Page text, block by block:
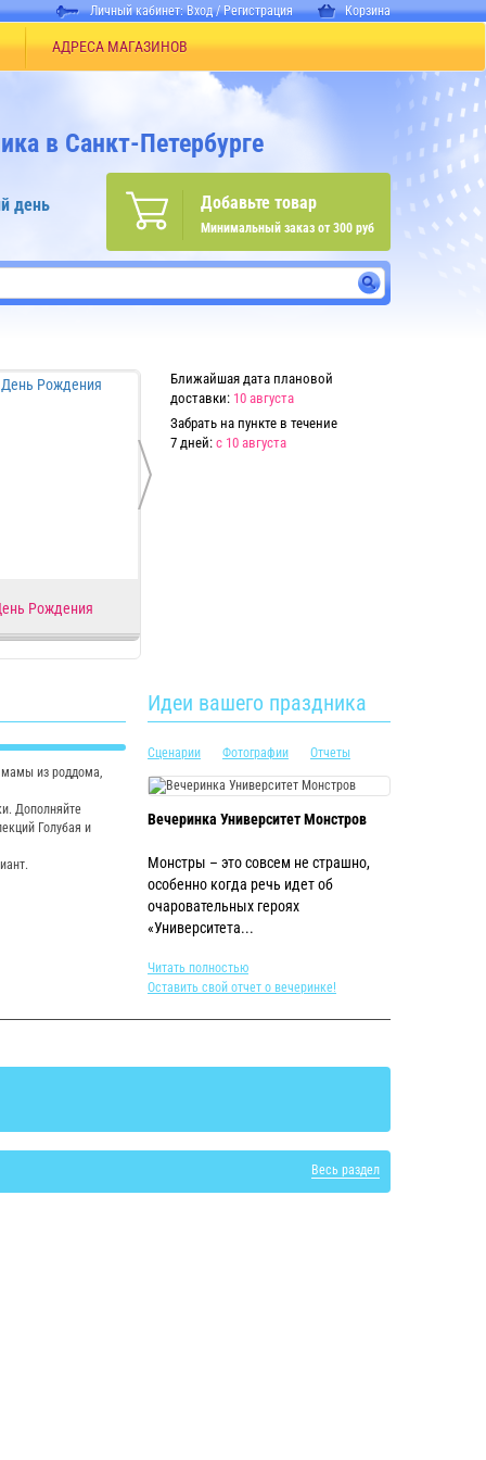
Личный кабинет:Вход/Регистрация Корзина
АДРЕСА МАГАЗИНОВ
в Санкт-Петербурге
Добавьте товар
Минимальный заказ от 300 руб
день
Рождения
Ближайшая дата плановой
доставки: 10 августа
Забрать на пункте в течение
7 дней: с 10 августа
Идеи вашего праздника
Сценарии Фотографии Отчеты
Вечеринка Университет Монстров
Монстры – это совсем не страшно,
особенно когда речь идет об
очаровательных героях
«Университета...
Читать полностью
Оставить свой отчет о вечеринке!
мамы из роддома,
Дополняйте
Голубая и
Весь раздел